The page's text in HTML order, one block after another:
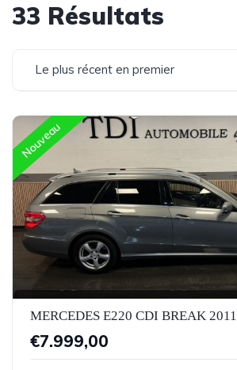
33 Résultats
Le plus récent en premier
Nouveau
MERCEDES E220 CDI BREAK 2011
€7.999,00